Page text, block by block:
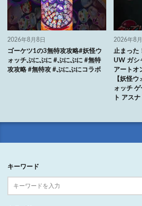
2026年8月8日
ゴーケツ1の3無特攻攻略#妖怪ウ
ォッチぷにぷに #ぷにぷに #無特
攻攻略 #無特攻 #ぷにぷにコラボ
2026年8
止まった
UW ガシ
アートオ
【妖怪
ォッチ
ト アスナ
キーワード